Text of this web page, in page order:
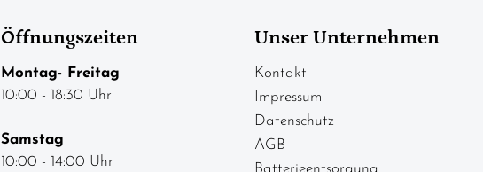
Öffnungszeiten
Montag- Freitag
10:00 - 18:30 Uhr
Samstag
10:00 - 14:00 Uhr
Unser Unternehmen
Kontakt
Impressum
Datenschutz
AGB